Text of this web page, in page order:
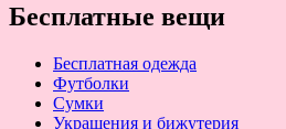
Бесплатные вещи
Бесплатная одежда
Футболки
Сумки
Украшения и бижутерия